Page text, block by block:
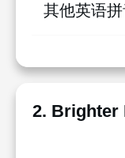
其他英语
2. Brighter